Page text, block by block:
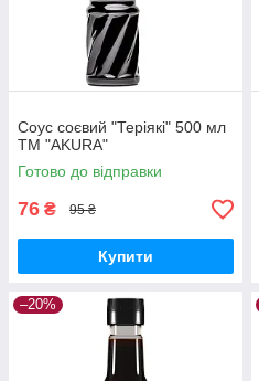
Соус соєвий "Теріякі" 500 мл
ТМ "AKURA"
Готово до відправки
76 ₴ 95 ₴
Купити
–20%